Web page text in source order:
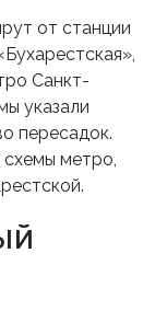
от станции
Санкт-
указали
пересадок.
метро,